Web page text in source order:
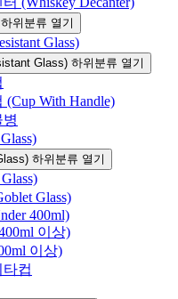
위분류 열기
Glass)
Glass) 하위분류 열기
(Cup With Handle)
하위분류 열기
Glass)
400ml)
이상)
이상)
컵